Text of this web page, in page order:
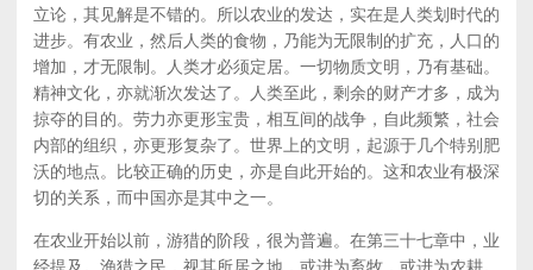
立论，其见解是不错的。所以农业的发达，实在是人类划时代的
进步。有农业，然后人类的食物，乃能为无限制的扩充，人口的
增加，才无限制。人类才必须定居。一切物质文明，乃有基础。
精神文化，亦就渐次发达了。人类至此，剩余的财产才多，成为
掠夺的目的。劳力亦更形宝贵，相互间的战争，自此频繁，社会
内部的组织，亦更形复杂了。世界上的文明，起源于几个特别肥
沃的地点。比较正确的历史，亦是自此开始的。这和农业有极深
切的关系，而中国亦是其中之一。
在农业开始以前，游猎的阶段，很为普遍。在第三十七章中，业